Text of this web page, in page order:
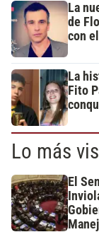
La
de
con
La
Fito
Lo más
El